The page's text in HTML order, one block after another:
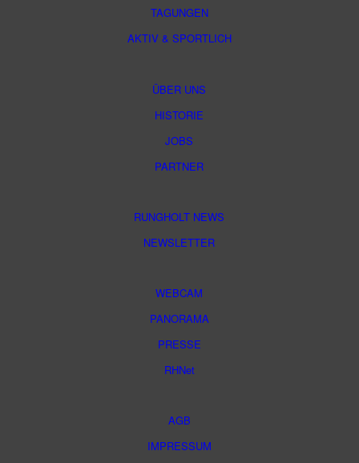
TAGUNGEN
AKTIV & SPORTLICH
ÜBER UNS
HISTORIE
JOBS
PARTNER
RUNGHOLT NEWS
NEWSLETTER
WEBCAM
PANORAMA
PRESSE
RHNet
AGB
IMPRESSUM